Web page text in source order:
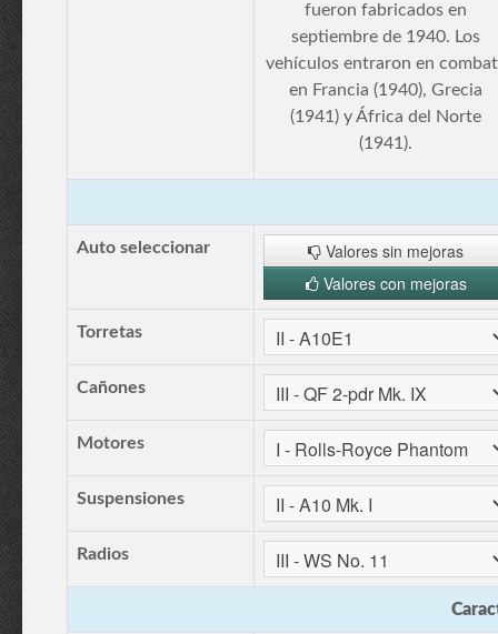
fueron fabricados en
septiembre de 1940. Los
vehículos entraron en
en Francia (1940), Grecia
(1941) y África del Norte
(1941).
Auto seleccionar
Valores sin mejoras
Valores con mejoras
Torretas
Cañones
Motores
Suspensiones
Radios